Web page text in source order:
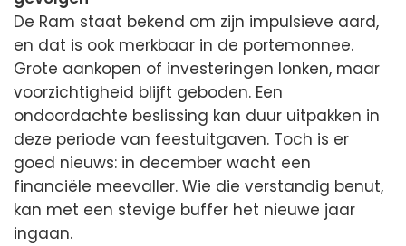
De Ram staat bekend om zijn impulsieve aard,
en dat is ook merkbaar in de portemonnee.
Grote aankopen of investeringen lonken, maar
voorzichtigheid blijft geboden. Een
ondoordachte beslissing kan duur uitpakken in
deze periode van feestuitgaven. Toch is er
goed nieuws: in december wacht een
financiële meevaller. Wie die verstandig benut,
kan met een stevige buffer het nieuwe jaar
ingaan.